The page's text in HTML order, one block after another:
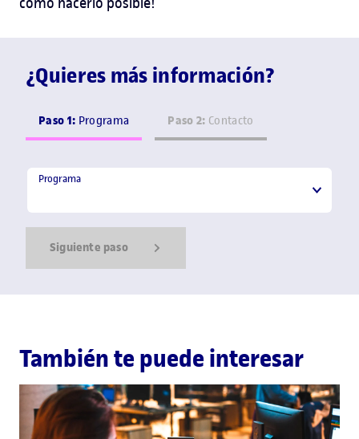
¿Quieres más información?
Paso 1: Programa Paso 2: Contacto
Programa
Programa
Siguiente paso
También te puede interesar